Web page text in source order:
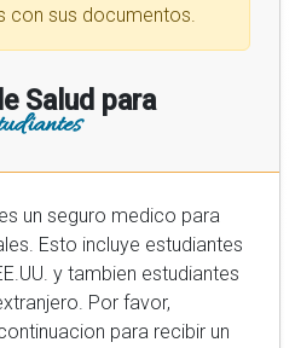
con sus documentos.
Salud para
es un seguro medico para
incluye estudiantes
y tambien estudiantes
Por favor,
para recibir un